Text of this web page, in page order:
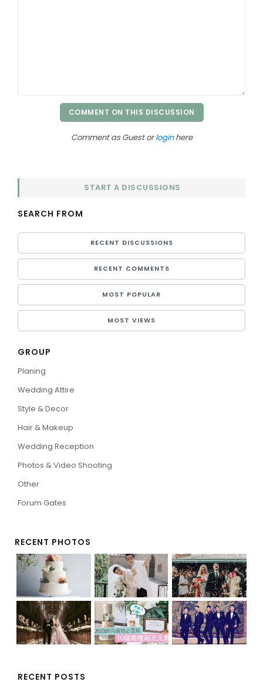
COMMENT ON THIS DISCUSSION
Comment as Guest orloginhere
START A DISCUSSIONS
SEARCH FROM
RECENT DISCUSSIONS
RECENT COMMENTS
MOST POPULAR
MOST VIEWS
GROUP
Planing
Wedding Attire
Style & Decor
Hair & Makeup
Wedding Reception
Photos & Video Shooting
Other
Forum Gates
RECENT PHOTOS
RECENT POSTS